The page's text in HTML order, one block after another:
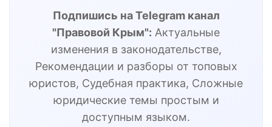
Подпишись на Telegram канал
"Правовой Крым": Актуальные
изменения в законодательстве,
Рекомендации и разборы от топовых
юристов, Судебная практика, Сложные
юридические темы простым и
доступным языком.